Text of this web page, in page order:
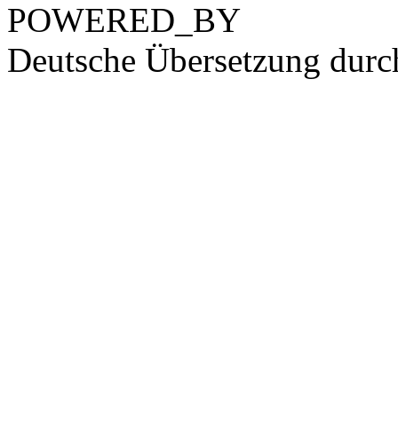
POWERED_BY
Deutsche Übersetzung